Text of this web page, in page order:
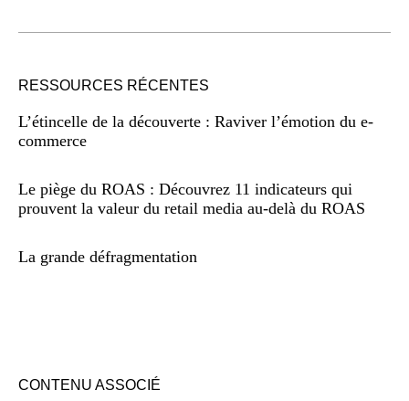
RESSOURCES RÉCENTES
L’étincelle de la découverte : Raviver l’émotion du e-
commerce
Le piège du ROAS : Découvrez 11 indicateurs qui
prouvent la valeur du retail media au-delà du ROAS
La grande défragmentation
CONTENU ASSOCIÉ